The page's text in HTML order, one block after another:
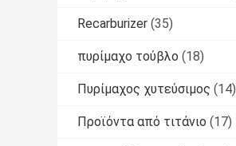
Recarburizer (35)
πυρίμαχο τούβλο (18)
Πυρίμαχος χυτεύσιμος (14)
Προϊόντα από τιτάνιο (17)